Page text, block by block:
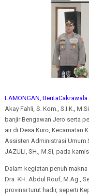
LAMONGAN,
Akay Fahli, S. Kom., S.I.K.,
banjir Bengawan Jero serta
air di Desa Kuro, Kecamatan
Assisten Administrasi Umum
JAZULI, SH., M.Si, pada
Dalam kegiatan penuh
Dra. KH. Abdul Rouf, M.Ag.,
provinsi turut hadir, seperti